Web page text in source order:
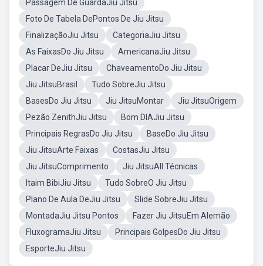
Passagem De GuardaJiu Jitsu
Foto De Tabela DePontos De Jiu Jitsu
FinalizaçãoJiu Jitsu
CategoriaJiu Jitsu
As FaixasDo Jiu Jitsu
AmericanaJiu Jitsu
Placar DeJiu Jitsu
ChaveamentoDo Jiu Jitsu
Jiu JitsuBrasil
Tudo SobreJiu Jitsu
BasesDo Jiu Jitsu
Jiu JitsuMontar
Jiu JitsuOrigem
Pezão ZenithJiu Jitsu
Bom DIAJiu Jitsu
Principais RegrasDo Jiu Jitsu
BaseDo Jiu Jitsu
Jiu JitsuArte Faixas
CostasJiu Jitsu
Jiu JitsuComprimento
Jiu JitsuAll Técnicas
Itaim BibiJiu Jitsu
Tudo SobreO Jiu Jitsu
Plano De Aula DeJiu Jitsu
Slide SobreJiu Jitsu
MontadaJiu Jitsu Pontos
Fazer Jiu JitsuEm Alemão
FluxogramaJiu Jitsu
Principais GolpesDo Jiu Jitsu
EsporteJiu Jitsu